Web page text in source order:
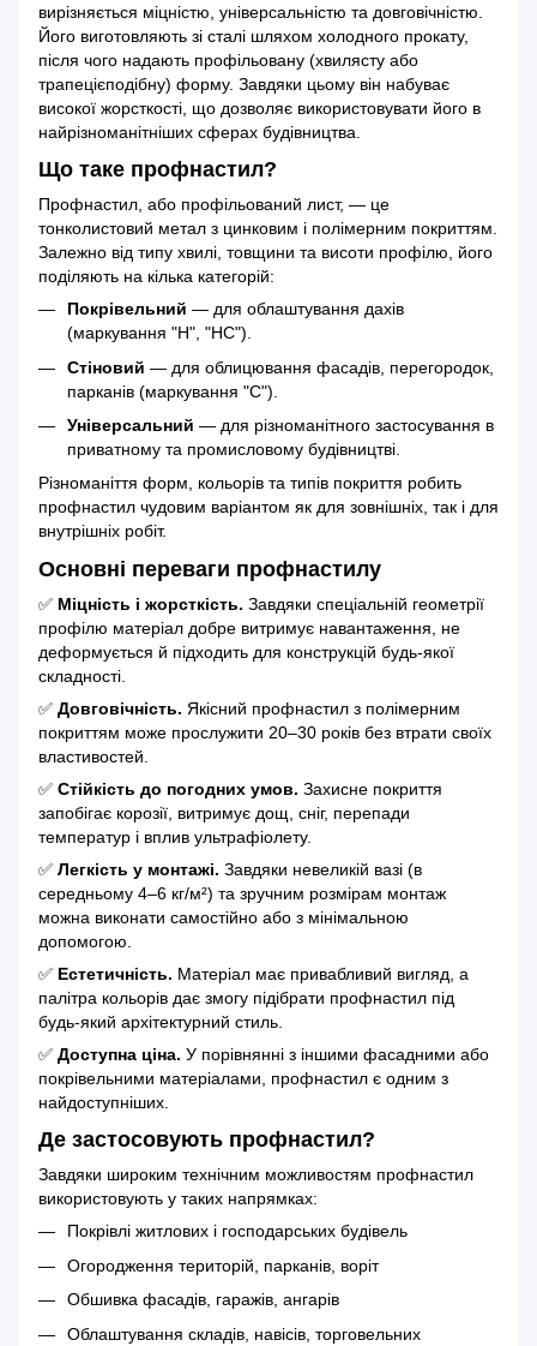
вирізняється міцністю, універсальністю та довговічністю.
Його виготовляють зі сталі шляхом холодного прокату,
після чого надають профільовану (хвилясту або
трапецієподібну) форму. Завдяки цьому він набуває
високої жорсткості, що дозволяє використовувати його в
найрізноманітніших сферах будівництва.
Що таке профнастил?
Профнастил, або профільований лист, — це
тонколистовий метал з цинковим і полімерним покриттям.
Залежно від типу хвилі, товщини та висоти профілю, його
поділяють на кілька категорій:
Покрівельний — для облаштування дахів
(маркування "Н", "НС").
Стіновий — для облицювання фасадів, перегородок,
парканів (маркування "С").
Універсальний — для різноманітного застосування в
приватному та промисловому будівництві.
Різноманіття форм, кольорів та типів покриття робить
профнастил чудовим варіантом як для зовнішніх, так і для
внутрішніх робіт.
Основні переваги профнастилу
✅ Міцність і жорсткість. Завдяки спеціальній геометрії
профілю матеріал добре витримує навантаження, не
деформується й підходить для конструкцій будь-якої
складності.
✅ Довговічність. Якісний профнастил з полімерним
покриттям може прослужити 20–30 років без втрати своїх
властивостей.
✅ Стійкість до погодних умов. Захисне покриття
запобігає корозії, витримує дощ, сніг, перепади
температур і вплив ультрафіолету.
✅ Легкість у монтажі. Завдяки невеликій вазі (в
середньому 4–6 кг/м²) та зручним розмірам монтаж
можна виконати самостійно або з мінімальною
допомогою.
✅ Естетичність. Матеріал має привабливий вигляд, а
палітра кольорів дає змогу підібрати профнастил під
будь-який архітектурний стиль.
✅ Доступна ціна. У порівнянні з іншими фасадними або
покрівельними матеріалами, профнастил є одним з
найдоступніших.
Де застосовують профнастил?
Завдяки широким технічним можливостям профнастил
використовують у таких напрямках:
Покрівлі житлових і господарських будівель
Огородження територій, парканів, воріт
Обшивка фасадів, гаражів, ангарів
Облаштування складів, навісів, торговельних